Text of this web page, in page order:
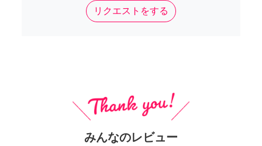
リクエストをする
みんなのレビュー